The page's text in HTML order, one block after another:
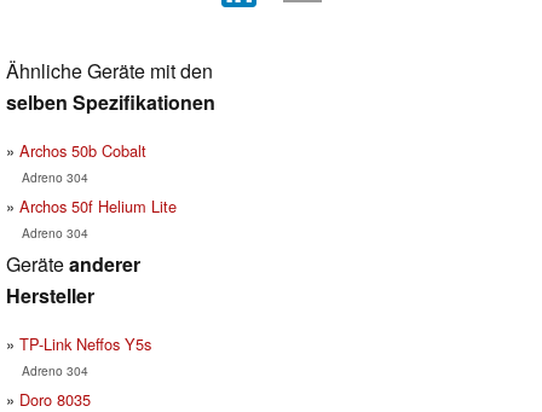
Ähnliche Geräte mit den
selben Spezifikationen
Archos 50b Cobalt
Adreno 304
Archos 50f Helium Lite
Adreno 304
Geräteanderer
Hersteller
TP-Link Neffos Y5s
Adreno 304
Doro 8035